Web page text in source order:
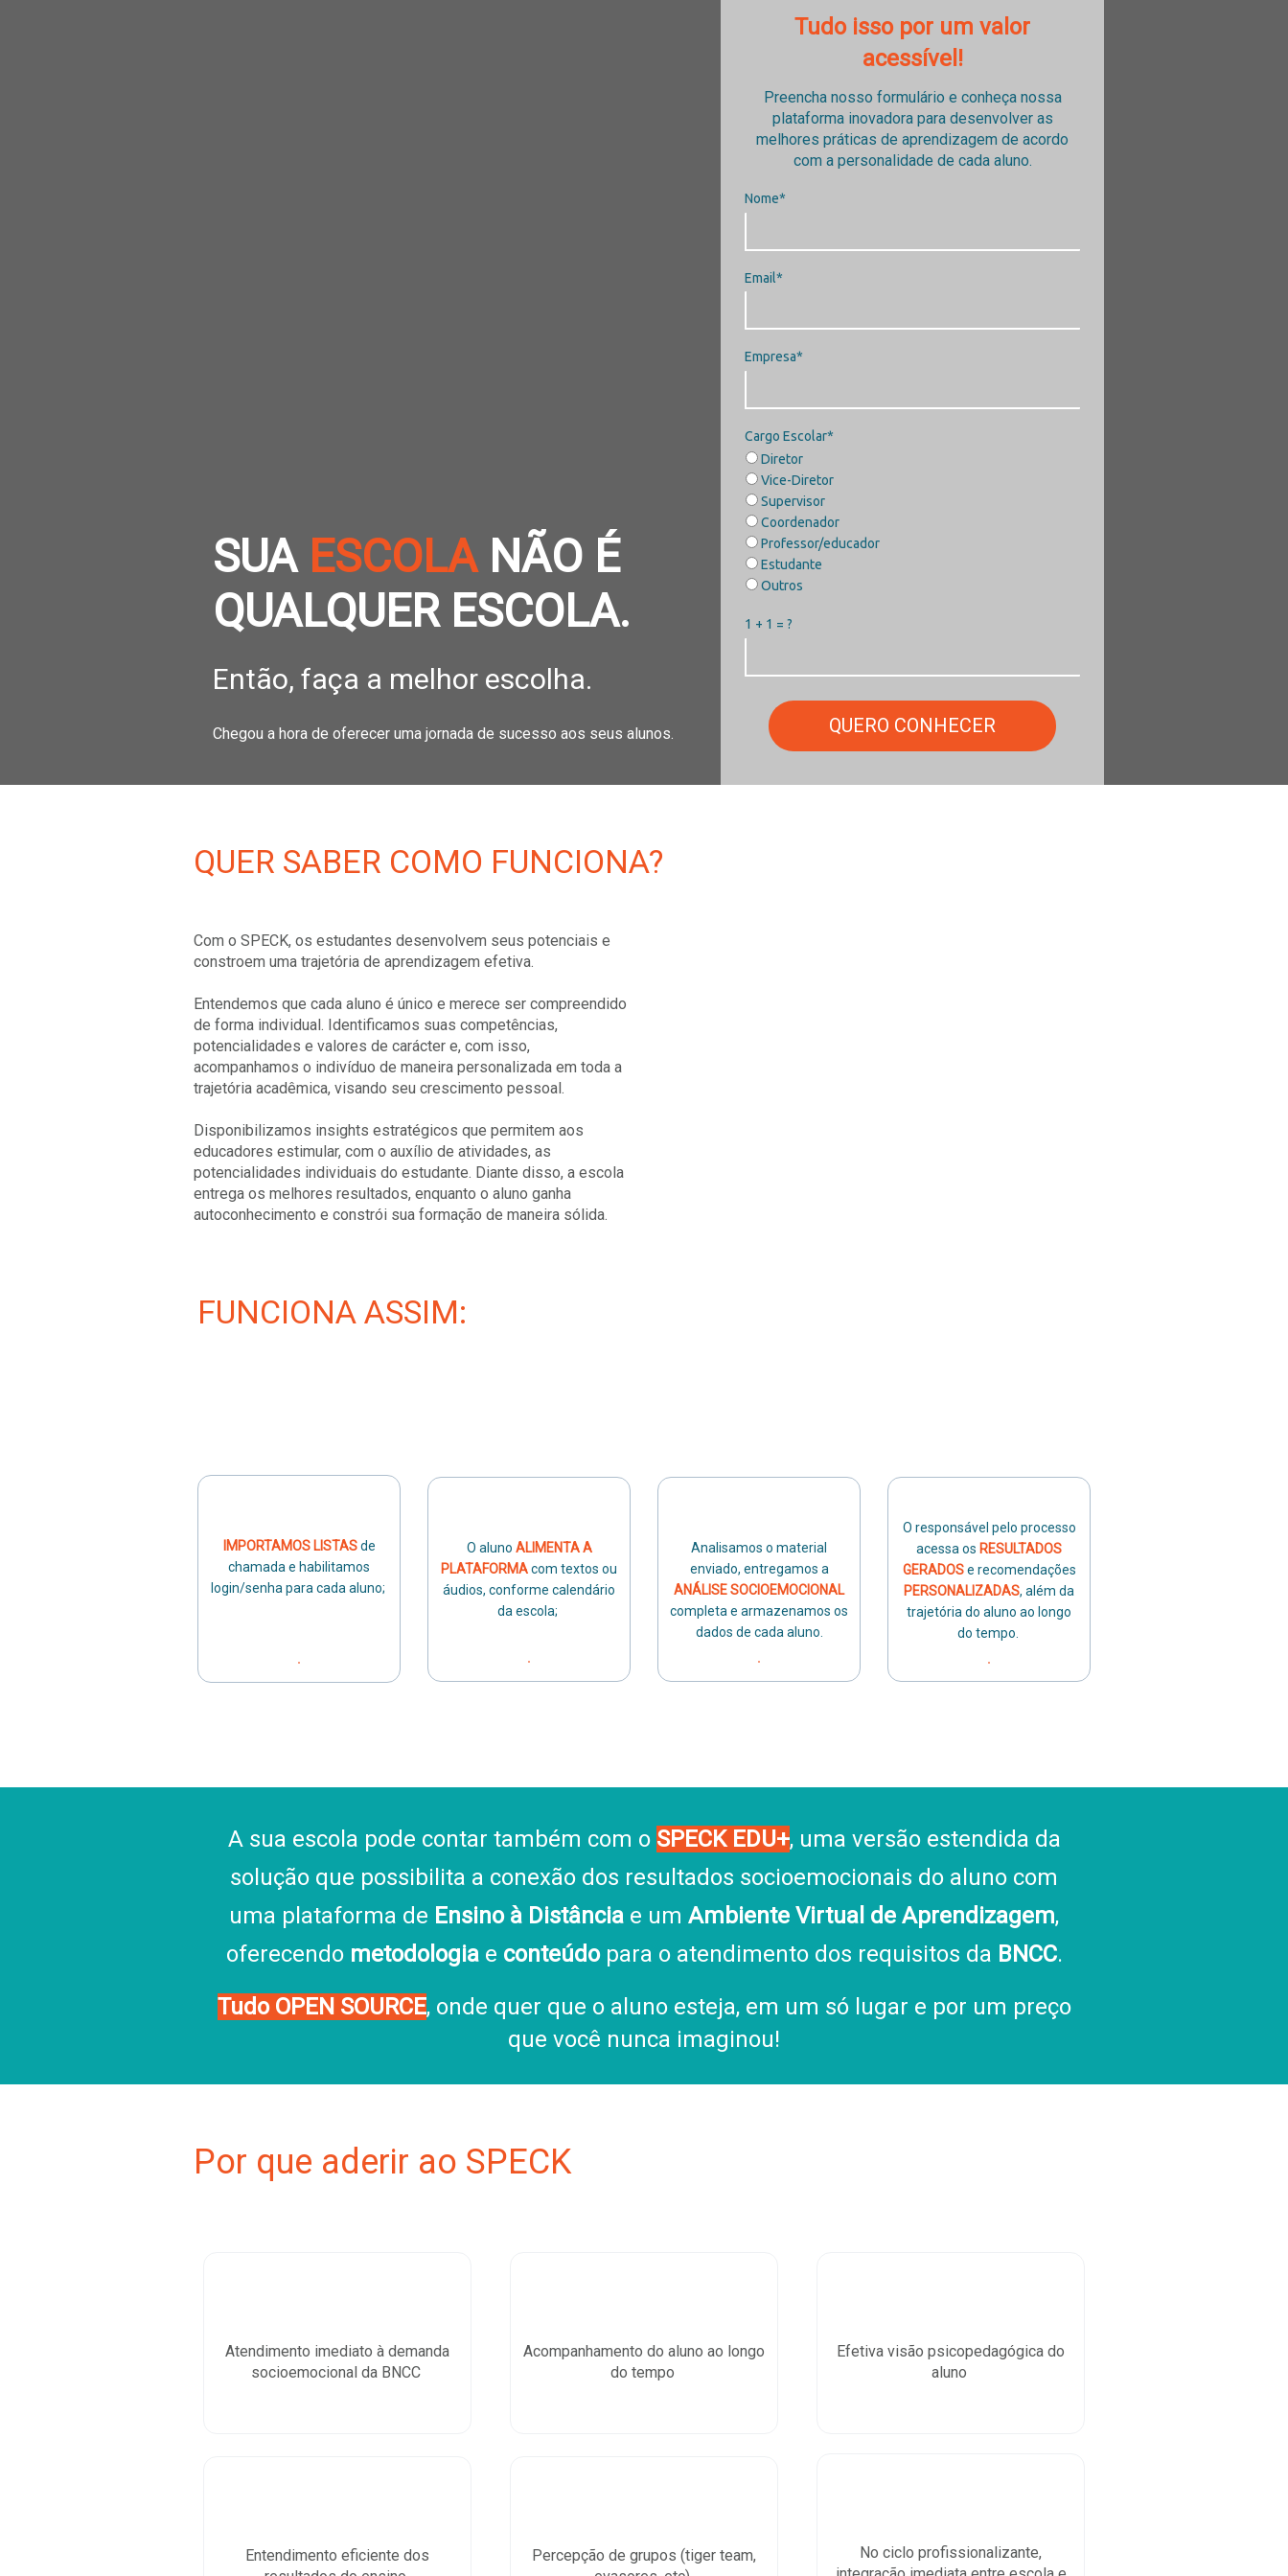
SUA ESCOLANÃO É
QUALQUER ESCOLA.
Então, faça a melhor escolha.
Chegou a hora de oferecer uma jornada de sucesso aos seus alunos.
Tudo isso por um valor
acessível!
Preencha nosso formulário e conheça nossa
plataforma inovadora para desenvolver as
melhores práticas de aprendizagem de acordo
com a personalidade de cada aluno.
Nome*
Email*
Empresa*
Cargo Escolar*
Diretor
Vice-Diretor
Supervisor
Coordenador
Professor/educador
Estudante
Outros
1 + 1 = ?
QUERO CONHECER
QUER SABER COMO FUNCIONA?
Com o SPECK, os estudantes desenvolvem seus potenciais e
constroem uma trajetória de aprendizagem efetiva.
Entendemos que cada aluno é único e merece ser compreendido
de forma individual. Identificamos suas competências,
potencialidades e valores de carácter e, com isso,
acompanhamos o indivíduo de maneira personalizada em toda a
trajetória acadêmica, visando seu crescimento pessoal.
Disponibilizamos insights estratégicos que permitem aos
educadores estimular, com o auxílio de atividades, as
potencialidades individuais do estudante. Diante disso, a escola
entrega os melhores resultados, enquanto o aluno ganha
autoconhecimento e constrói sua formação de maneira sólida.
FUNCIONA ASSIM:
IMPORTAMOS LISTASde
chamada e habilitamos
login/senha para cada aluno;
O aluno ALIMENTA A
PLATAFORMAcom textos ou
áudios, conforme calendário
da escola;
Analisamos o material
enviado, entregamos a
ANÁLISE SOCIOEMOCIONAL
completa e armazenamos os
dados de cada aluno.
O responsável pelo processo
acessa os RESULTADOS
GERADOSe recomendações
PERSONALIZADAS, além da
trajetória do aluno ao longo
do tempo.
A sua escola pode contar também com o SPECK EDU+, uma versão estendida da
solução que possibilita a conexão dos resultados socioemocionais do aluno com
uma plataforma de Ensino à Distância e um Ambiente Virtual de Aprendizagem,
oferecendo metodologiae conteúdopara o atendimento dos requisitos da BNCC.
Tudo OPEN SOURCE, onde quer que o aluno esteja, em um só lugar e por um preço
que você nunca imaginou!
Por que aderir ao SPECK
Atendimento imediato à demanda
socioemocional da BNCC
Acompanhamento do aluno ao longo
do tempo
Efetiva visão psicopedagógica do
aluno
Entendimento eficiente dos
Percepção de grupos (tiger team,
No ciclo profissionalizante,